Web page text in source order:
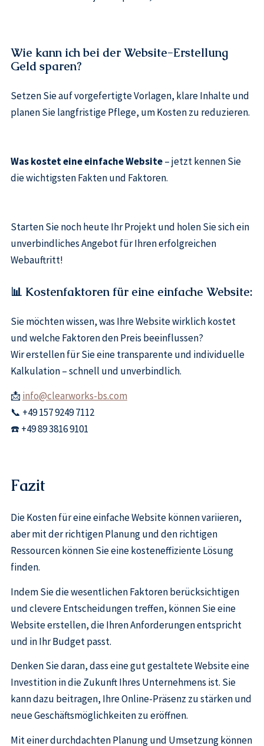
Wie kann ich bei der Website-Erstellung
Geld sparen?
Setzen Sie auf vorgefertigte Vorlagen, klare Inhalte und
planen Sie langfristige Pflege, um Kosten zu reduzieren.
Was kostet eine einfache Website– jetzt kennen Sie
die wichtigsten Fakten und Faktoren.
Starten Sie noch heute Ihr Projekt und holen Sie sich ein
unverbindliches Angebot für Ihren erfolgreichen
Webauftritt!
📊 Kostenfaktoren für eine einfache Website:
Sie möchten wissen, was Ihre Website wirklich kostet
und welche Faktoren den Preis beeinflussen?
Wir erstellen für Sie eine transparente und individuelle
Kalkulation – schnell und unverbindlich.
📩 info@clearworks-bs.com
📞 +49 157 9249 7112
☎️ +49 89 3816 9101
Fazit
Die Kosten für eine einfache Website können variieren,
aber mit der richtigen Planung und den richtigen
Ressourcen können Sie eine kosteneffiziente Lösung
finden.
Indem Sie die wesentlichen Faktoren berücksichtigen
und clevere Entscheidungen treffen, können Sie eine
Website erstellen, die Ihren Anforderungen entspricht
und in Ihr Budget passt.
Denken Sie daran, dass eine gut gestaltete Website eine
Investition in die Zukunft Ihres Unternehmens ist. Sie
kann dazu beitragen, Ihre Online-Präsenz zu stärken und
neue Geschäftsmöglichkeiten zu eröffnen.
Mit einer durchdachten Planung und Umsetzung können